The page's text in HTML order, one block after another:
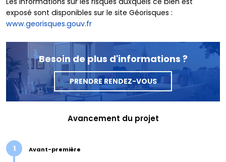
exposé sont disponibles sur le site Géorisques :
www.georisques.gouv.fr
Besoin de plus d'informations ?
PRENDRE RENDEZ-VOUS
Avancement du projet
1 Avant-première